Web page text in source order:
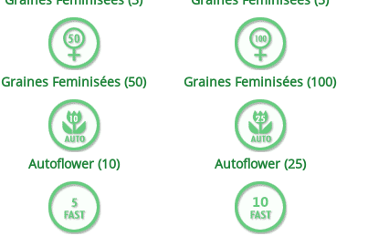
Female Seeds
Genehtik Seeds
House of the Great Gardener
Mandala
Ministry of
Philosopher Seeds
Graines Feminisées (50) Graines Feminisées (100)
Autoflower (10) Autoflower (25)